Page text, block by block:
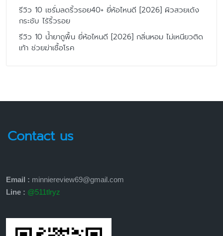
รีวิว 10 เซรั่มลดริ้วรอย40+ ยี่ห้อไหนดี [2026] ผิวสวยเด้ง
กระชับ ไร้ริ้วรอย
รีวิว 10 น้ำยาถูพื้น ยี่ห้อไหนดี [2026] กลิ่นหอม ไม่เหนียวติด
เท้า ช่วยฆ่าเชื้อโรค
Contact us
Email : minniereview69@gmail.com
Line : @511tlryz